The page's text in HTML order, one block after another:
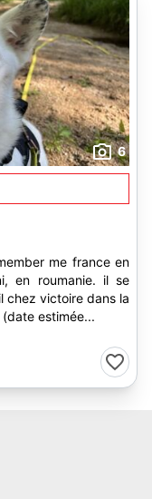
6
me france en
en roumanie. il se
chez victoire dans la
estimée...